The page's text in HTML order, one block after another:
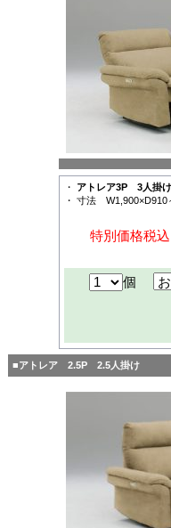
・ アトレア3P 3人掛け
・ 寸法 W1,900×D910
特別価格税
個
■アトレア 2.5P 2.5人掛け